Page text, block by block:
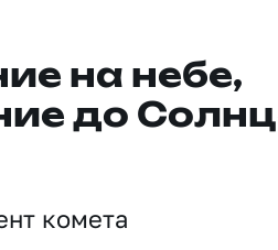
на небе,
до
комета